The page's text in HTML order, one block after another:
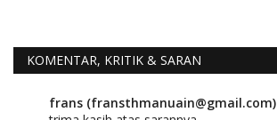
KOMENTAR, KRITIK & SARAN
frans (fransthmanuain@gmail.com)